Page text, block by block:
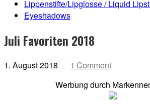
Lippenstifte/Lipglosse / Liquid
Eyeshadows
Juli Favoriten 2018
1. August 2018
1 Comment
Werbung durch